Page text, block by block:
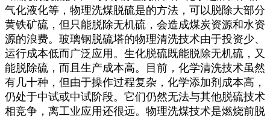
气化液化等，物理洗煤脱硫是的方法，可以脱除大部分
黄铁矿硫，但只能脱除无机硫，会造成煤炭资源和水资
源的浪费。玻璃钢脱硫塔的物理清洗技术由于投资少、
运行成本低而广泛应用。生化脱硫既能脱除无机硫，又
能脱除硫，而且生产成本高。目前，化学清洗技术虽然
有几十种，但由于操作过程复杂，化学添加剂成本高，
仍处于中试或中试阶段。它们仍然无法与其他脱硫技术
相竞争，离工业应用还很远。物理洗煤技术是燃烧前脱